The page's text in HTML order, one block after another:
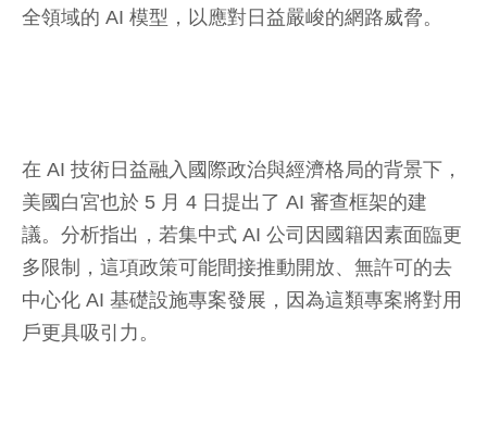
全領域的 AI 模型，以應對日益嚴峻的網路威脅。
在 AI 技術日益融入國際政治與經濟格局的背景下，
美國白宮也於 5 月 4 日提出了 AI 審查框架的建
議。分析指出，若集中式 AI 公司因國籍因素面臨更
多限制，這項政策可能間接推動開放、無許可的去
中心化 AI 基礎設施專案發展，因為這類專案將對用
戶更具吸引力。